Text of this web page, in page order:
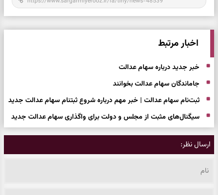
اخبار مرتبط
خبر جدید درباره سهام عدالت
جاماندگان سهام عدالت بخوانند
ثبت‌نام سهام عدالت | خبر مهم درباره شروع ثبتنام سهام عدالت جدید
سیگنال‌های مثبت از مجلس و دولت برای واگذاری سهام عدالت جدید
ارسال نظر: